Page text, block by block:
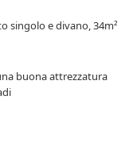
singolo e divano, 34m²
buona attrezzatura